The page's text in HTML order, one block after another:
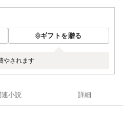
ギフトを贈る
やされます
小説 詳細